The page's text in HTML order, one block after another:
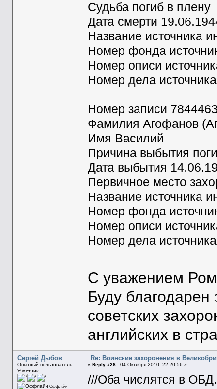
Судьба погиб в плену
Дата смерти
Название
Номер фонда
Номер описи
Номер дела
Номер записи
Фамилия Агофанов
Имя Василий
Причина выбытия
Дата выбытия
Первичное место
Название
Номер фонда
Номер описи
Номер дела
С уважением
Буду
советских
английских в
Сергей Дыбов
Опытный пользователь
Участник
Оффлайн
Re: Воинские захоронения в
« Reply #28 :04 Октября 2010, 22:20:56 »
///Оба числятся в ОБД.